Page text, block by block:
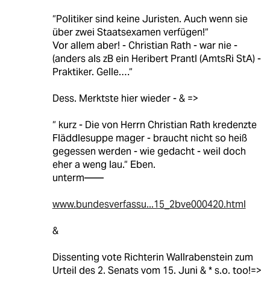
“Politiker sind keine Juristen. Auch wenn sie
über zwei Staatsexamen verfügen!“
Vor allem aber! - Christian Rath - war nie -
(anders als zB ein Heribert Prantl (AmtsRi StA) -
Praktiker. Gelle.…“
Dess. Merktste hier wieder - & =>
“ kurz - Die von Herrn Christian Rath kredenzte
Fläddlesuppe mager - braucht nicht so heiß
gegessen werden - wie gedacht - weil doch
eher a weng lau.“ Eben.
unterm——
www.bundesverfassu...15_2bve000420.html
&
Dissenting vote Richterin Wallrabenstein zum
Urteil des 2. Senats vom 15. Juni & * s.o. too!=>